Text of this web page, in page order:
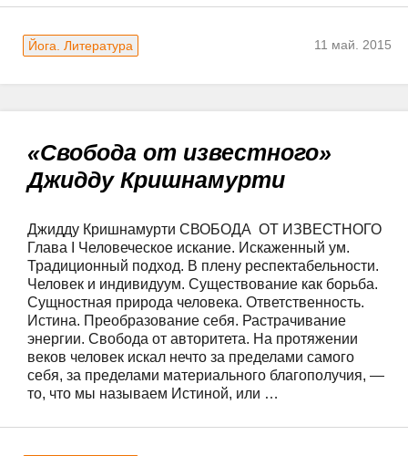
11 май. 2015
Йога. Литература
«Свобода от известного»
Джидду Кришнамурти
Джидду Кришнамурти СВОБОДА  ОТ ИЗВЕСТНОГО
Глава I Человеческое искание. Искаженный ум.
Традиционный подход. В плену респектабельности.
Человек и индивидуум. Существование как борьба.
Сущностная природа человека. Ответственность.
Истина. Преобразование себя. Растрачивание
энергии. Свобода от авторитета. На протяжении
веков человек искал нечто за пределами самого
себя, за пределами материального благополучия, —
то, что мы называем Истиной, или …